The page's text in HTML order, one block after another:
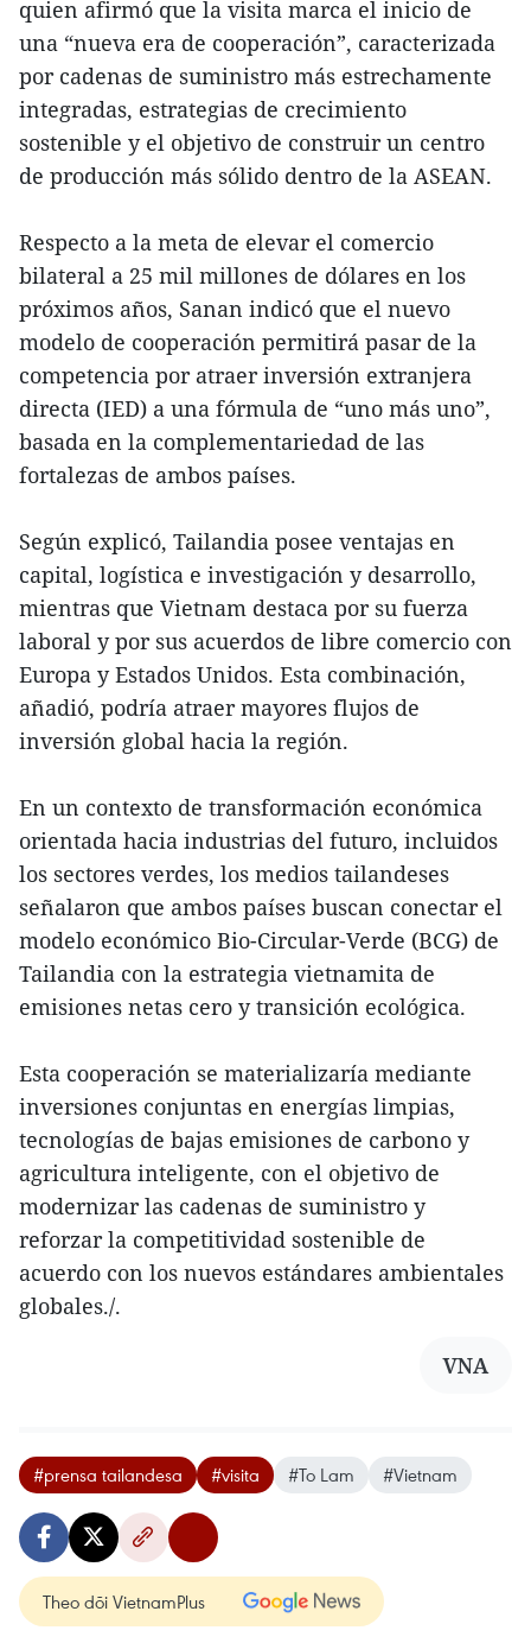
quien afirmó que la visita marca el inicio de
una “nueva era de cooperación”, caracterizada
por cadenas de suministro más estrechamente
integradas, estrategias de crecimiento
sostenible y el objetivo de construir un centro
de producción más sólido dentro de la ASEAN.
Respecto a la meta de elevar el comercio
bilateral a 25 mil millones de dólares en los
próximos años, Sanan indicó que el nuevo
modelo de cooperación permitirá pasar de la
competencia por atraer inversión extranjera
directa (IED) a una fórmula de “uno más uno”,
basada en la complementariedad de las
fortalezas de ambos países.
Según explicó, Tailandia posee ventajas en
capital, logística e investigación y desarrollo,
mientras que Vietnam destaca por su fuerza
laboral y por sus acuerdos de libre comercio con
Europa y Estados Unidos. Esta combinación,
añadió, podría atraer mayores flujos de
inversión global hacia la región.
En un contexto de transformación económica
orientada hacia industrias del futuro, incluidos
los sectores verdes, los medios tailandeses
señalaron que ambos países buscan conectar el
modelo económico Bio-Circular-Verde (BCG) de
Tailandia con la estrategia vietnamita de
emisiones netas cero y transición ecológica.
Esta cooperación se materializaría mediante
inversiones conjuntas en energías limpias,
tecnologías de bajas emisiones de carbono y
agricultura inteligente, con el objetivo de
modernizar las cadenas de suministro y
reforzar la competitividad sostenible de
acuerdo con los nuevos estándares ambientales
globales./.
VNA
#prensa tailandesa #visita #To Lam #Vietnam
Theo dõi VietnamPlus